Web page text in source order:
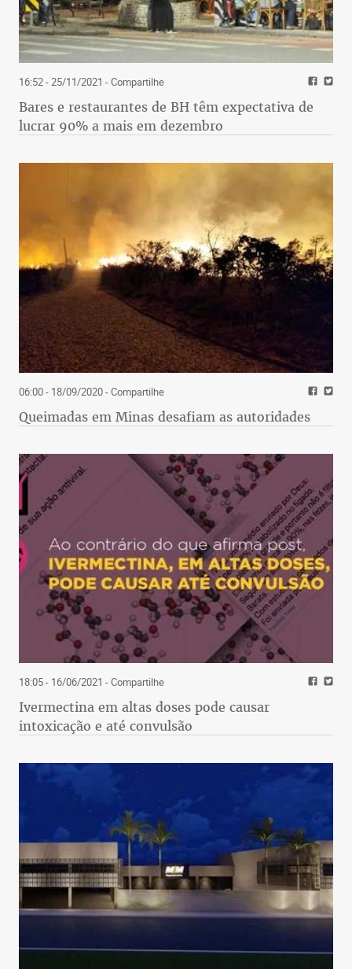
16:52 - 25/11/2021 - Compartilhe
Bares e restaurantes de BH têm expectativa de
lucrar 90% a mais em dezembro
06:00 - 18/09/2020- Compartilhe
Queimadas em Minas desafiam as autoridades
18:05 - 16/06/2021 - Compartilhe
Ivermectina em altas doses pode causar
intoxicação e até convulsão